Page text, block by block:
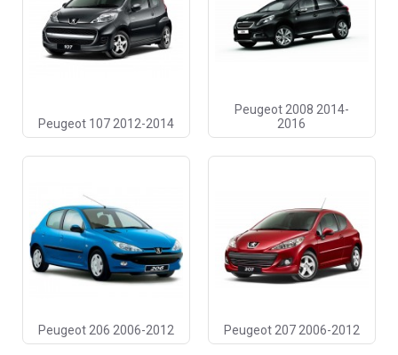
Peugeot 107 2012-2014
Peugeot 2008 2014-
2016
Peugeot 206 2006-2012 Peugeot 207 2006-2012